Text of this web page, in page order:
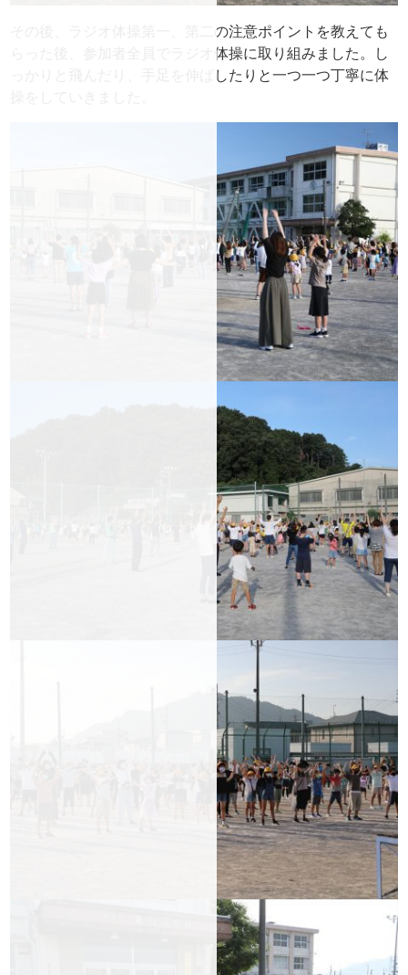
その後、ラジオ体操第一、第二の注意ポイントを教えても
らった後、参加者全員でラジオ体操に取り組みました。し
っかりと飛んだり、手足を伸ばしたりと一つ一つ丁寧に体